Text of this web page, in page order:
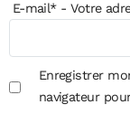
E-mail*- Votre
Enregistrer
navigateur